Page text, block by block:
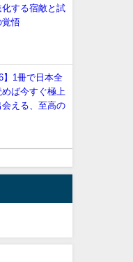
する宿敵と試
覚悟
】1冊で日本全
ば今すぐ極上
える、至高の